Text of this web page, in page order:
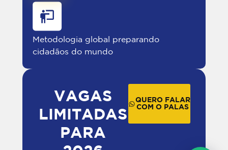
Metodologia global preparando
cidadãos do mundo
VAGAS
LIMITADAS
PARA
QUERO FALAR
COM O PALAS